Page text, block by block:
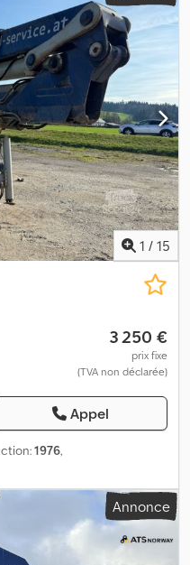
1 / 15
3 250 €
prix fixe
(TVA non déclarée)
Appel
1976,
Annonce